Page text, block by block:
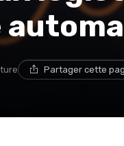
Partager cette